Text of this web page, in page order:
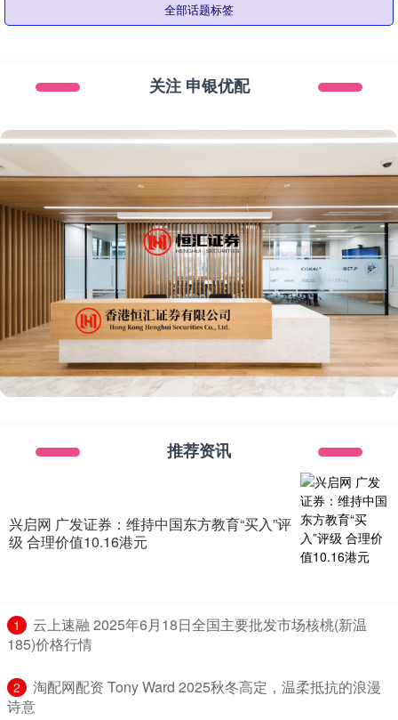
全部话题标签
关注 申银优配
推荐资讯
兴启网 广发证券：维持中国东方教育“买入”评
级 合理价值10.16港元
1
​云上速融 2025年6月18日全国主要批发市场核桃(新温
185)价格行情
2
​淘配网配资 Tony Ward 2025秋冬高定，温柔抵抗的浪漫
诗意